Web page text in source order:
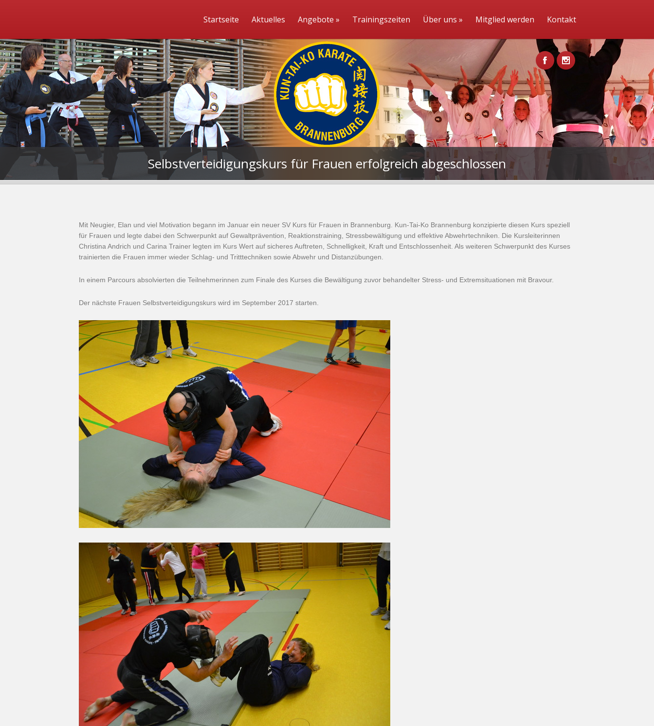
Startseite Aktuelles Angebote » Trainingszeiten Über uns » Mitglied werden Kontakt
Selbstverteidigungskurs für Frauen erfolgreich abgeschlossen
Mit Neugier, Elan und viel Motivation begann im Januar ein neuer SV Kurs für Frauen in Brannenburg. Kun-Tai-Ko Brannenburg konzipierte diesen Kurs speziell
für Frauen und legte dabei den Schwerpunkt auf Gewaltprävention, Reaktionstraining, Stressbewältigung und effektive Abwehrtechniken. Die Kursleiterinnen
Christina Andrich und Carina Trainer legten im Kurs Wert auf sicheres Auftreten, Schnelligkeit, Kraft und Entschlossenheit. Als weiteren Schwerpunkt des Kurses
trainierten die Frauen immer wieder Schlag- und Tritttechniken sowie Abwehr und Distanzübungen.
In einem Parcours absolvierten die Teilnehmerinnen zum Finale des Kurses die Bewältigung zuvor behandelter Stress- und Extremsituationen mit Bravour.
Der nächste Frauen Selbstverteidigungskurs wird im September 2017 starten.